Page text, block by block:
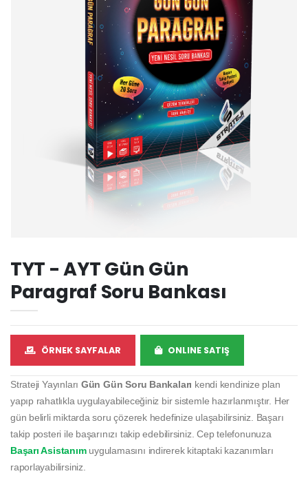
TYT - AYT Gün Gün
Paragraf Soru Bankası
ÖRNEK SAYFALAR ONLINE SATIŞ
Strateji Yayınları Gün Gün Soru Bankaları kendi kendinize plan
yapıp rahatlıkla uygulayabileceğiniz bir sistemle hazırlanmıştır. Her
gün belirli miktarda soru çözerek hedefinize ulaşabilirsiniz. Başarı
takip posteri ile başarınızı takip edebilirsiniz. Cep telefonunuza
Başarı Asistanımuygulamasını indirerek kitaptaki kazanımları
raporlayabilirsiniz.